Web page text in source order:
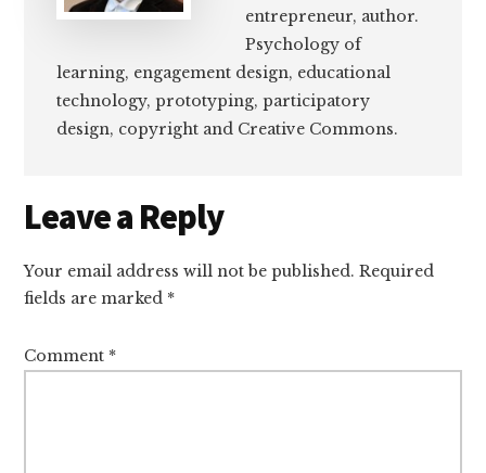
entrepreneur, author.
Psychology of
learning, engagement design, educational
technology, prototyping, participatory
design, copyright and Creative Commons.
Reader
Interactions
Leave a Reply
Your email address will not be published. Required
fields are marked *
Comment *